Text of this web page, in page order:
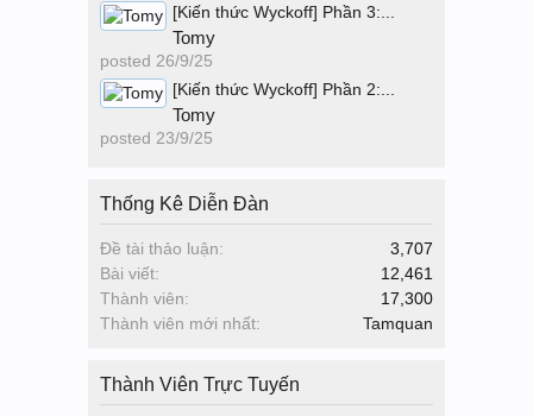
[Kiến thức Wyckoff] Phần 3:...
Tomy
posted 26/9/25
[Kiến thức Wyckoff] Phần 2:...
Tomy
posted 23/9/25
Thống Kê Diễn Đàn
Đề tài thảo luận:
3,707
Bài viết:
12,461
Thành viên:
17,300
Thành viên mới nhất:
Tamquan
Thành Viên Trực Tuyến